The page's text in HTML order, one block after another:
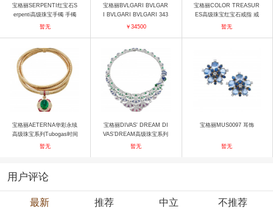
宝格丽SERPENTI红宝石S
erpenti高级珠宝手镯 手镯
暂无
宝格丽BVLGARI BVLGAR
I BVLGARI BVLGARI 343
402 OR854715 耳饰
￥34500
宝格丽COLOR TREASUR
ES高级珠宝红宝石戒指 戒
指
暂无
宝格丽AETERNA华彩永续
高级珠宝系列Tubogas时间
花语项链 项链
暂无
宝格丽DIVAS' DREAM DI
VAS’DREAM高级珠宝系列
261518 项链
暂无
宝格丽MUS0097 耳饰
暂无
用户评论
最新 推荐 中立 不推荐